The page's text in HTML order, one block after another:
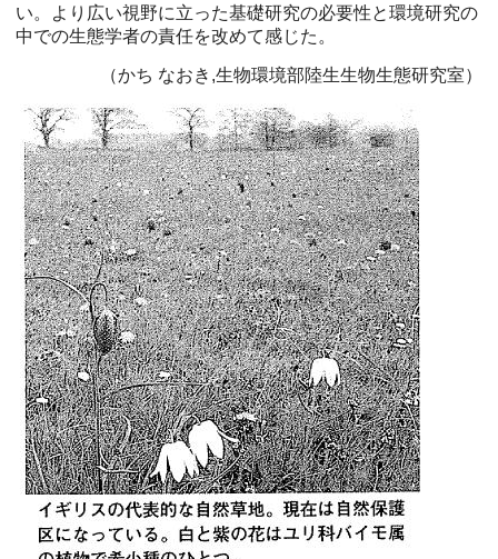
い。より広い視野に立った基礎研究の必要性と環境研究の
中での生態学者の責任を改めて感じた。
（かち なおき,生物環境部陸生生物生態研究室）